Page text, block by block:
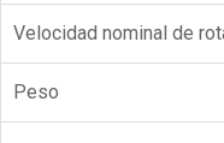
Velocidad nominal de
Peso